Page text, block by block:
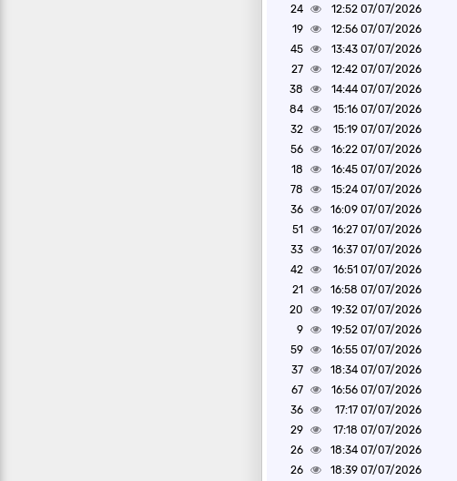
07/07/2026 12:52
24
07/07/2026 12:56
19
07/07/2026 13:43
45
07/07/2026 12:42
27
07/07/2026 14:44
38
07/07/2026 15:16
84
07/07/2026 15:19
32
07/07/2026 16:22
56
07/07/2026 16:45
18
07/07/2026 15:24
78
07/07/2026 16:09
36
07/07/2026 16:27
51
07/07/2026 16:37
33
07/07/2026 16:51
42
07/07/2026 16:58
21
07/07/2026 19:32
20
07/07/2026 19:52
9
07/07/2026 16:55
59
07/07/2026 18:34
37
07/07/2026 16:56
67
07/07/2026 17:17
36
07/07/2026 17:18
29
07/07/2026 18:34
26
07/07/2026 18:39
26